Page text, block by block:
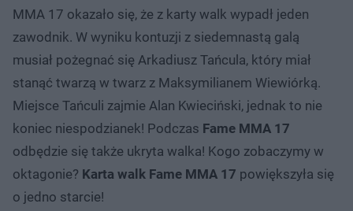
MMA 17 okazało się, że z karty walk wypadł jeden
zawodnik. W wyniku kontuzji z siedemnastą galą
musiał pożegnać się Arkadiusz Tańcula, który miał
stanąć twarzą w twarz z Maksymilianem Wiewiórką.
Miejsce Tańculi zajmie Alan Kwieciński, jednak to nie
koniec niespodzianek! Podczas Fame MMA 17
odbędzie się także ukryta walka! Kogo zobaczymy w
oktagonie? Karta walk Fame MMA 17 powiększyła się
o jedno starcie!